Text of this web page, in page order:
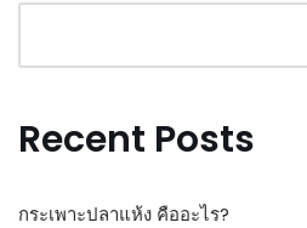
Recent Posts
กระเพาะปลาแห้ง คืออะไร?